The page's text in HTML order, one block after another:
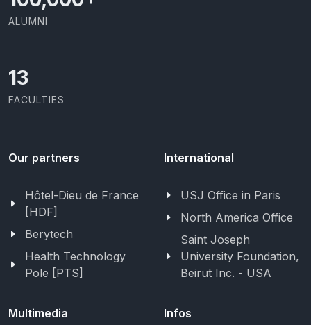
ALUMNI
13
FACULTIES
Our partners
Hôtel-Dieu de France
[HDF]
Berytech
Health Technology
Pole [PTS]
International
USJ Office in Paris
North America Office
Saint Joseph
University Foundation,
Beirut Inc. - USA
Multimedia Infos